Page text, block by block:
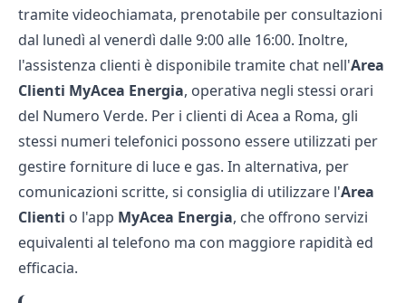
tramite videochiamata, prenotabile per consultazioni
dal lunedì al venerdì dalle 9:00 alle 16:00. Inoltre,
l'assistenza clienti è disponibile tramite chat nell'Area
Clienti MyAcea Energia, operativa negli stessi orari
del Numero Verde. Per i clienti di Acea a Roma, gli
stessi numeri telefonici possono essere utilizzati per
gestire forniture di luce e gas. In alternativa, per
comunicazioni scritte, si consiglia di utilizzare l'Area
Clienti o l'app MyAcea Energia, che offrono servizi
equivalenti al telefono ma con maggiore rapidità ed
efficacia.